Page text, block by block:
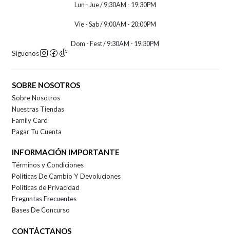
Lun - Jue / 9:30AM - 19:30PM
Vie - Sab / 9:00AM - 20:00PM
Dom - Fest / 9:30AM - 19:30PM
Síguenos
SOBRE NOSOTROS
Sobre Nosotros
Nuestras Tiendas
Family Card
Pagar Tu Cuenta
INFORMACIÓN IMPORTANTE
Términos y Condiciones
Políticas De Cambio Y Devoluciones
Políticas de Privacidad
Preguntas Frecuentes
Bases De Concurso
CONTÁCTANOS